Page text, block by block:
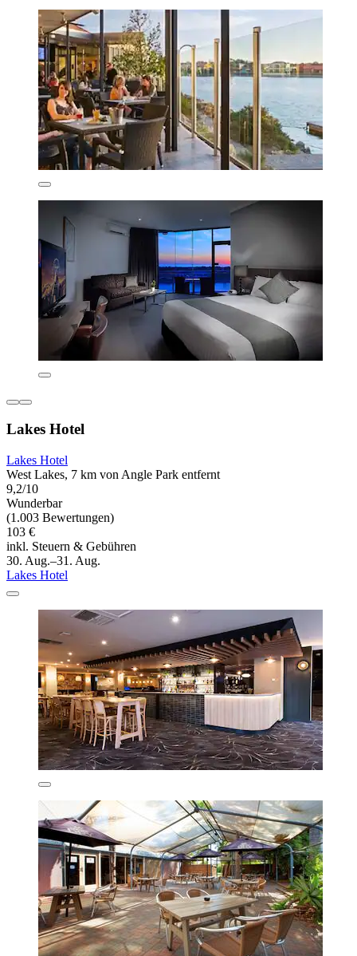
Lakes Hotel
Lakes Hotel
West Lakes, 7 km von Angle Park entfernt
9,2/10
Wunderbar
(1.003 Bewertungen)
103 €
inkl. Steuern & Gebühren
30. Aug.–31. Aug.
Lakes Hotel